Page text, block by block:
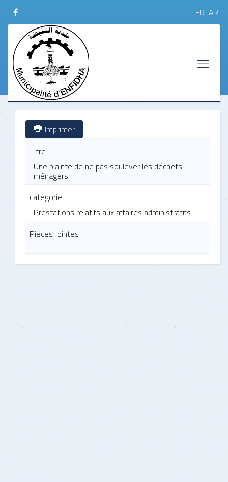
FR AR
Imprimer
Titre
Une plainte de ne pas soulever les déchets
ménagers
categorie
Prestations relatifs aux affaires administratifs
Pieces Jointes